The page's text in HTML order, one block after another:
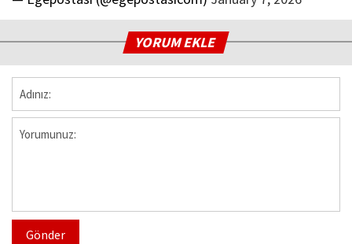
YORUM EKLE
Gönder